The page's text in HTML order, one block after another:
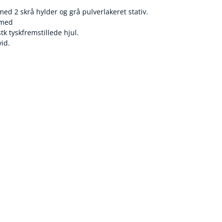
2 skrå hylder og grå pulverlakeret stativ.
tyskfremstillede hjul.